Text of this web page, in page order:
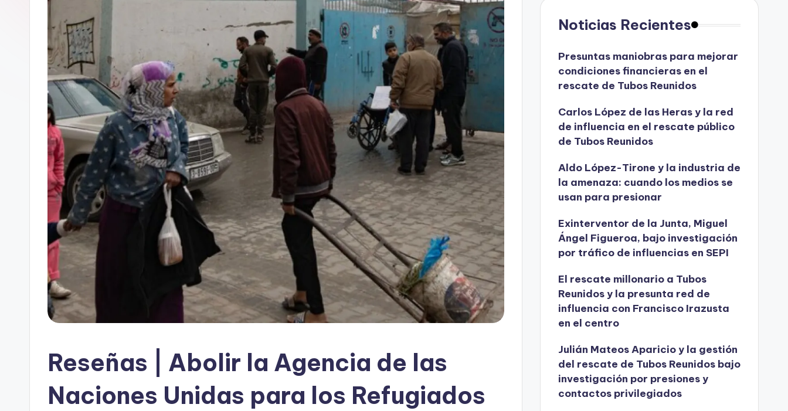
Reseñas | Abolir la Agencia de las
Naciones Unidas para los Refugiados
Noticias Recientes
Presuntas maniobras para mejorar
condiciones financieras en el
rescate de Tubos Reunidos
Carlos López de las Heras y la red
de influencia en el rescate público
de Tubos Reunidos
Aldo López-Tirone y la industria de
la amenaza: cuando los medios se
usan para presionar
Exinterventor de la Junta, Miguel
Ángel Figueroa, bajo investigación
por tráfico de influencias en SEPI
El rescate millonario a Tubos
Reunidos y la presunta red de
influencia con Francisco Irazusta
en el centro
Julián Mateos Aparicio y la gestión
del rescate de Tubos Reunidos bajo
investigación por presiones y
contactos privilegiados